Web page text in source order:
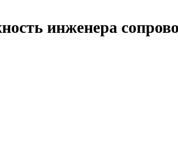
инженера